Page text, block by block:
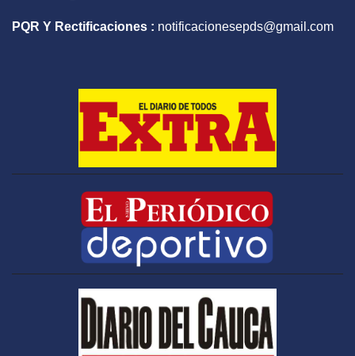
PQR Y Rectificaciones : notificacionesepds@gmail.com